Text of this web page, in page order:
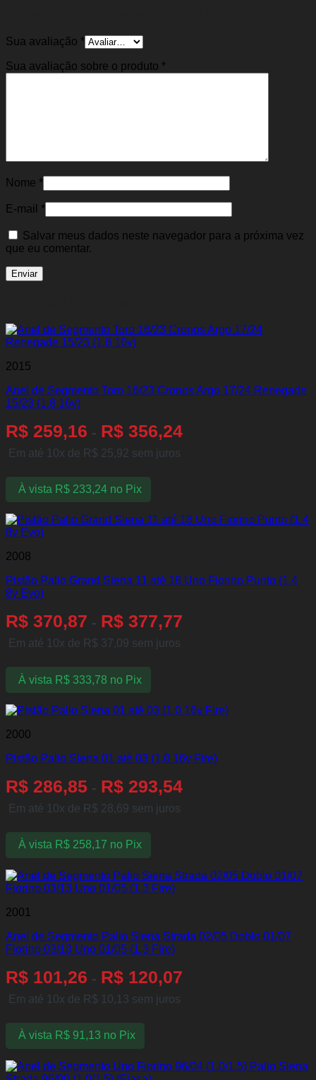
Sua avaliação *
Sua avaliação sobre o produto *
Nome *
E-mail *
Salvar meus dados neste navegador para a próxima vez
que eu comentar.
2015
Anel de Segmento Toro 16/23 Cronos Argo 17/24 Renegade
15/23 (1.8 16v)
R$ 259,16 - R$ 356,24
Em até 10x de R$ 25,92 sem juros
À vista R$233,24 no Pix
2008
Pistão Palio Grand Siena 11 até 18 Uno Fiorino Punto (1.4
8v Evo)
R$ 370,87 - R$ 377,77
Em até 10x de R$ 37,09 sem juros
À vista R$333,78 no Pix
2000
Pistão Palio Siena 01 até 03 (1.0 16v Fire)
R$ 286,85 - R$ 293,54
Em até 10x de R$ 28,69 sem juros
À vista R$258,17 no Pix
2001
Anel de Segmento Palio Siena Strada 02/05 Doblo 01/07
Fiorino 03/13 Uno 01/05 (1.3 Fire)
R$ 101,26 - R$ 120,07
Em até 10x de R$ 10,13 sem juros
À vista R$91,13 no Pix